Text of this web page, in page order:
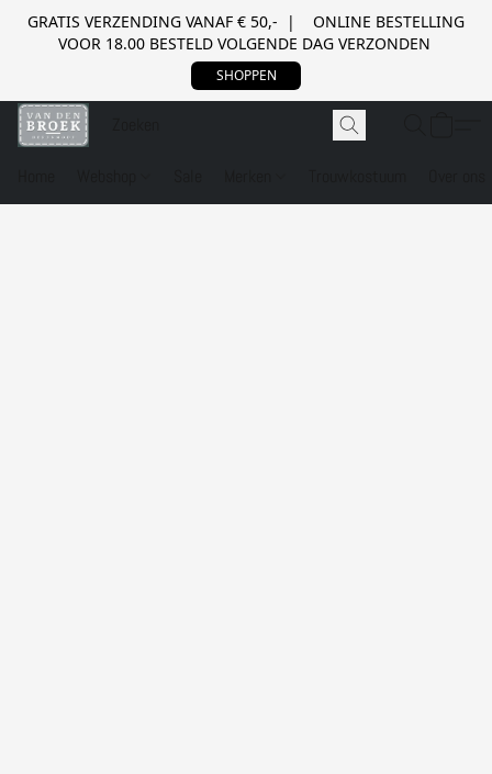
GRATIS VERZENDING VANAF € 50,- | ONLINE BESTELLING
VOOR 18.00 BESTELD VOLGENDE DAG VERZONDEN
SHOPPEN